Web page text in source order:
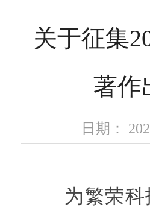
关于征集
著作
日期：
为繁荣科